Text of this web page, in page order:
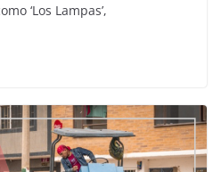
‘Los Lampas’,